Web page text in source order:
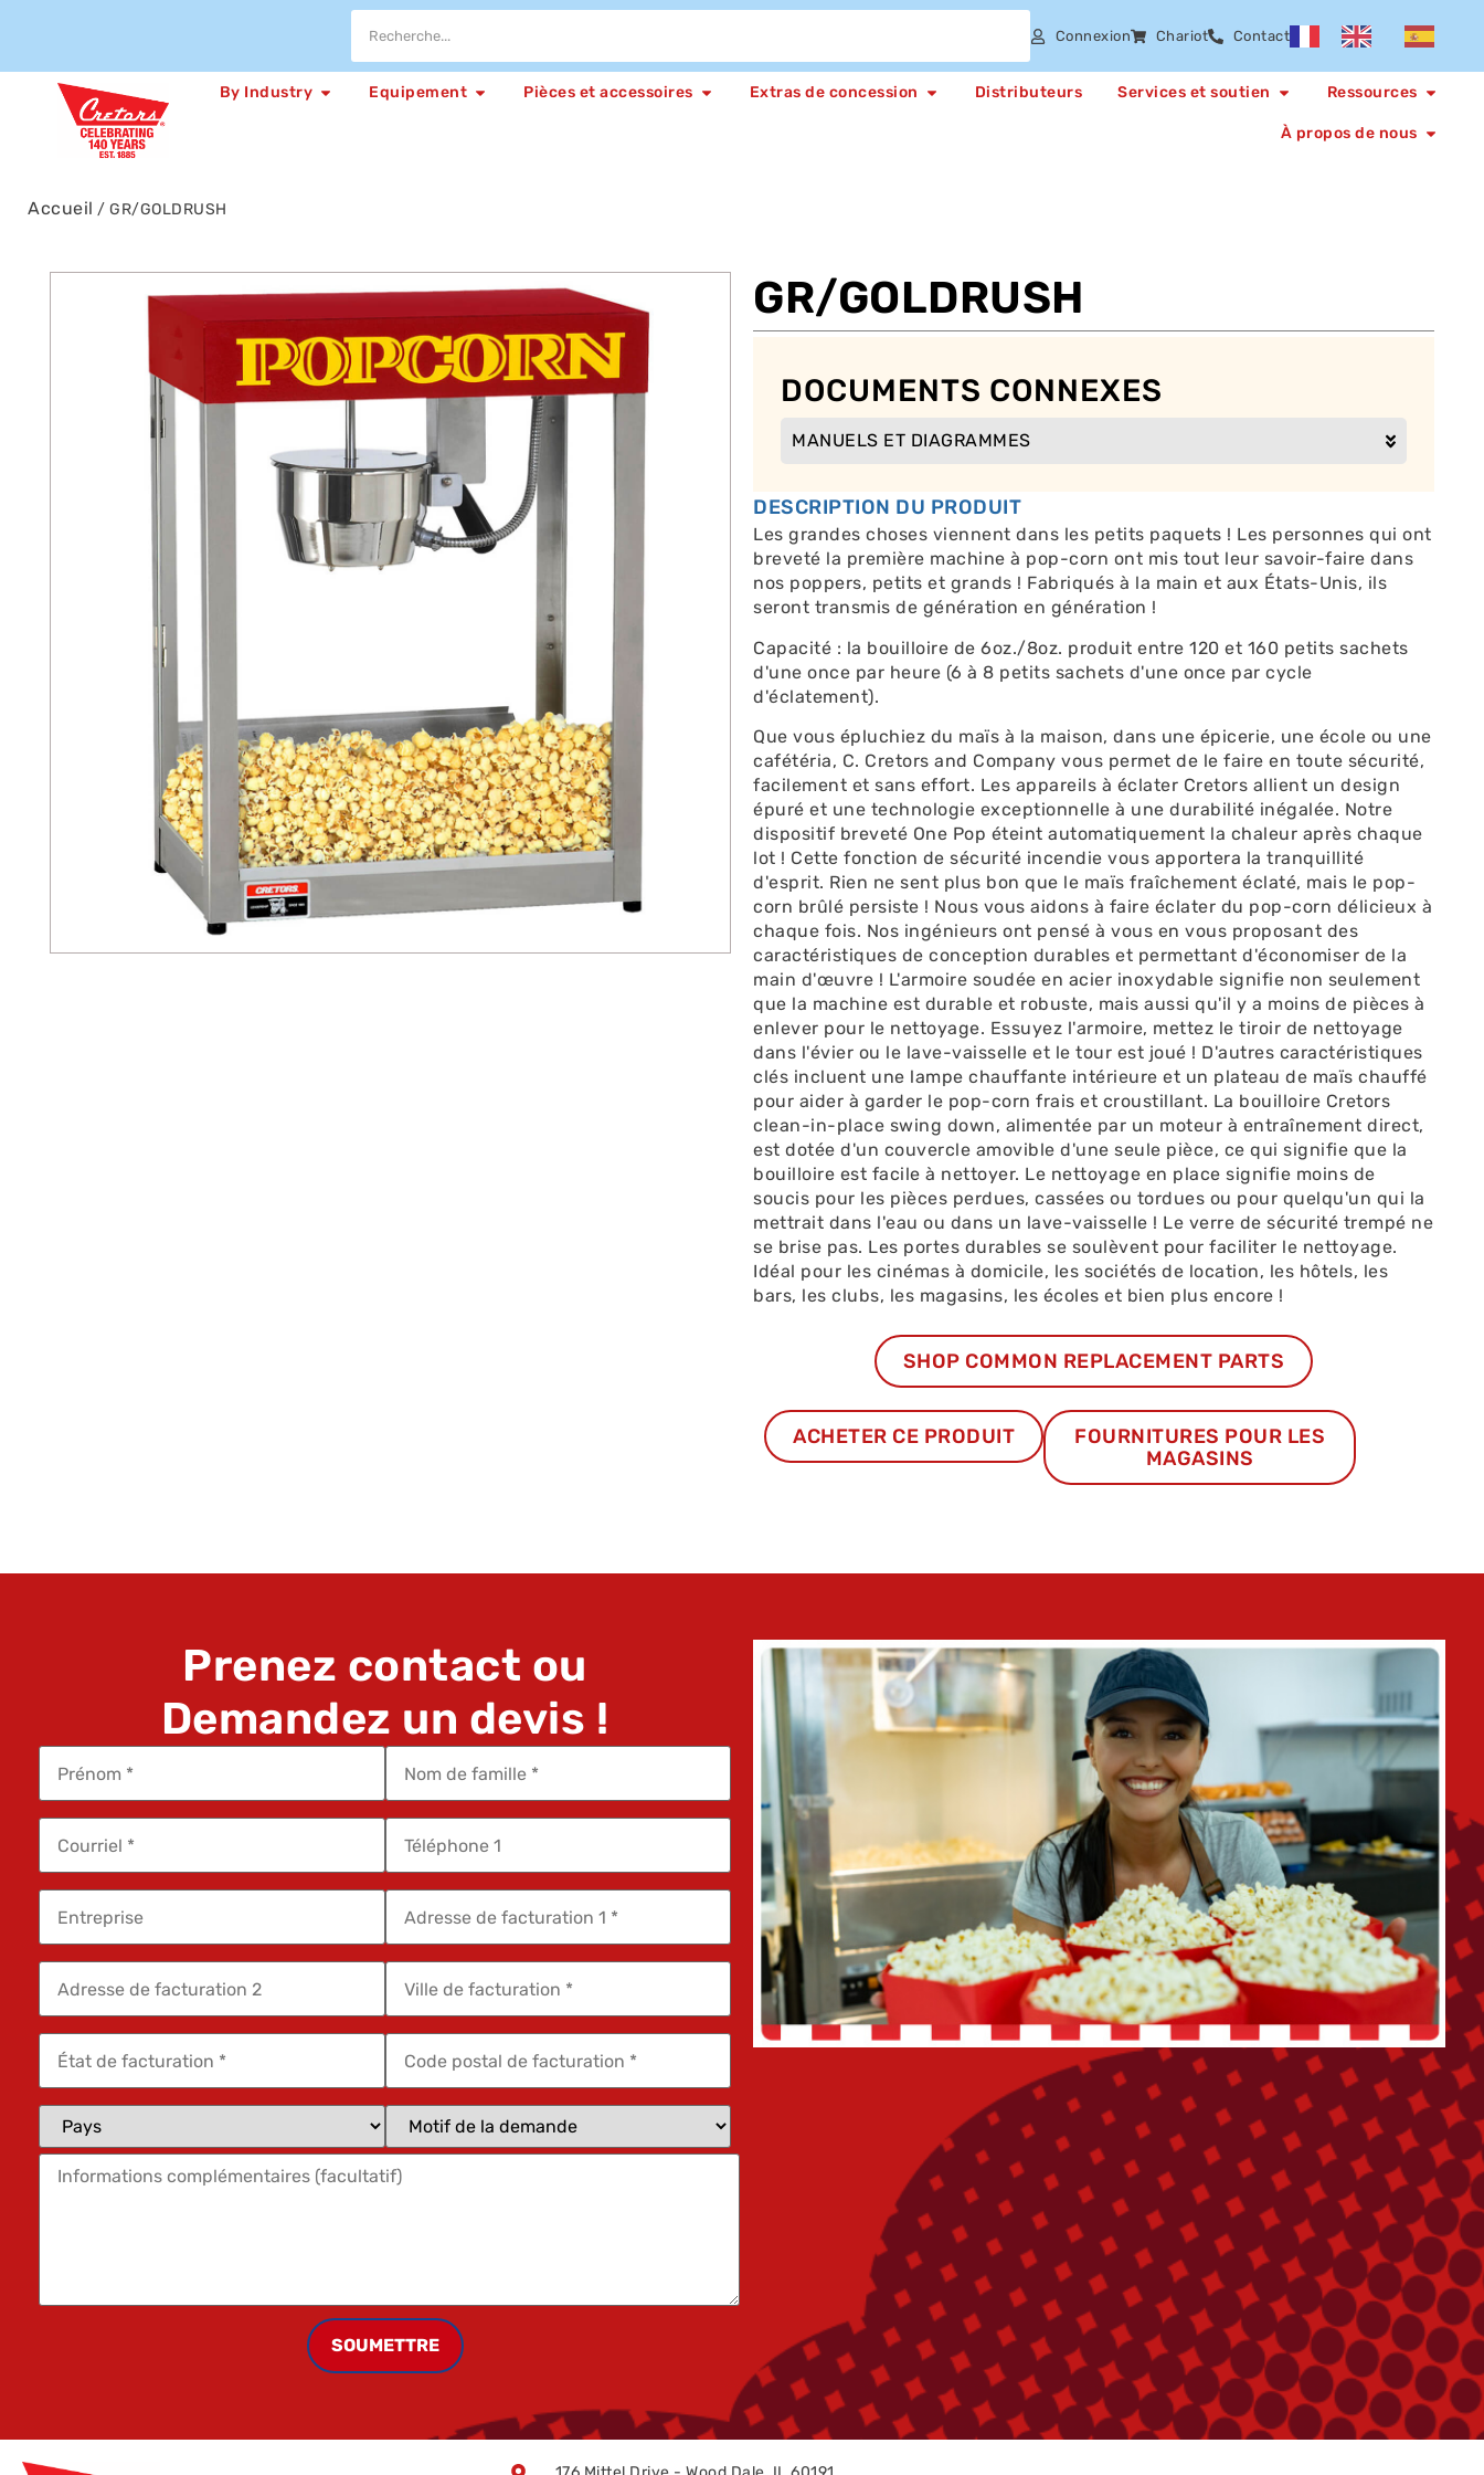
Connexion Chariot Contact
By Industry Equipement Pièces et accessoires Extras de concession Distributeurs Services et soutien Ressources
À propos de nous
Accueil / GR/GOLDRUSH
GR/GOLDRUSH
DOCUMENTS CONNEXES
MANUELS ET DIAGRAMMES
DESCRIPTION DU PRODUIT
Les grandes choses viennent dans les petits paquets ! Les personnes qui ont
breveté la première machine à pop-corn ont mis tout leur savoir-faire dans
nos poppers, petits et grands ! Fabriqués à la main et aux États-Unis, ils
seront transmis de génération en génération !
Capacité : la bouilloire de 6oz./8oz. produit entre 120 et 160 petits sachets
d'une once par heure (6 à 8 petits sachets d'une once par cycle
d'éclatement).
Que vous épluchiez du maïs à la maison, dans une épicerie, une école ou une
cafétéria, C. Cretors and Company vous permet de le faire en toute sécurité,
facilement et sans effort. Les appareils à éclater Cretors allient un design
épuré et une technologie exceptionnelle à une durabilité inégalée. Notre
dispositif breveté One Pop éteint automatiquement la chaleur après chaque
lot ! Cette fonction de sécurité incendie vous apportera la tranquillité
d'esprit. Rien ne sent plus bon que le maïs fraîchement éclaté, mais le pop-
corn brûlé persiste ! Nous vous aidons à faire éclater du pop-corn délicieux à
chaque fois. Nos ingénieurs ont pensé à vous en vous proposant des
caractéristiques de conception durables et permettant d'économiser de la
main d'œuvre ! L'armoire soudée en acier inoxydable signifie non seulement
que la machine est durable et robuste, mais aussi qu'il y a moins de pièces à
enlever pour le nettoyage. Essuyez l'armoire, mettez le tiroir de nettoyage
dans l'évier ou le lave-vaisselle et le tour est joué ! D'autres caractéristiques
clés incluent une lampe chauffante intérieure et un plateau de maïs chauffé
pour aider à garder le pop-corn frais et croustillant. La bouilloire Cretors
clean-in-place swing down, alimentée par un moteur à entraînement direct,
est dotée d'un couvercle amovible d'une seule pièce, ce qui signifie que la
bouilloire est facile à nettoyer. Le nettoyage en place signifie moins de
soucis pour les pièces perdues, cassées ou tordues ou pour quelqu'un qui la
mettrait dans l'eau ou dans un lave-vaisselle ! Le verre de sécurité trempé ne
se brise pas. Les portes durables se soulèvent pour faciliter le nettoyage.
Idéal pour les cinémas à domicile, les sociétés de location, les hôtels, les
bars, les clubs, les magasins, les écoles et bien plus encore !
SHOP COMMON REPLACEMENT PARTS
ACHETER CE PRODUIT
FOURNITURES POUR LES
MAGASINS
Prenez contact ou
Demandez un devis !
SOUMETTRE